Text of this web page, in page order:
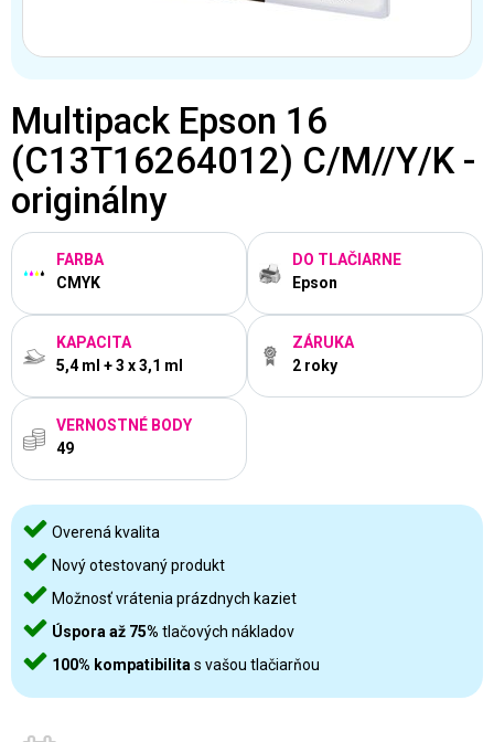
Multipack Epson 16
(C13T16264012) C/M//Y/K -
originálny
FARBA
CMYK
DO TLAČIARNE
Epson
KAPACITA
5,4 ml + 3 x 3,1 ml
ZÁRUKA
2 roky
VERNOSTNÉ BODY
49
Overená kvalita
Nový otestovaný produkt
Možnosť vrátenia prázdnych kaziet
Úspora až 75% tlačových nákladov
100% kompatibilita s vašou tlačiarňou